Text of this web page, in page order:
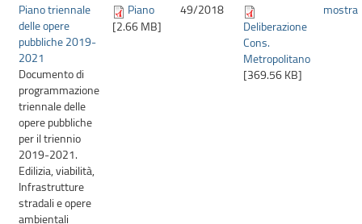
Piano triennale
delle opere
pubbliche 2019-
2021
Documento di
programmazione
triennale delle
opere pubbliche
per il triennio
2019-2021.
Edilizia, viabilità,
Infrastrutture
stradali e opere
ambientali
Piano
[2.66 MB]
49/2018
Deliberazione
Cons.
Metropolitano
[369.56 KB]
mostra